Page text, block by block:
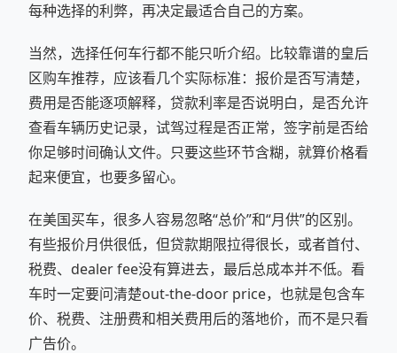
每种选择的利弊，再决定最适合自己的方案。
当然，选择任何车行都不能只听介绍。比较靠谱的皇后
区购车推荐，应该看几个实际标准：报价是否写清楚，
费用是否能逐项解释，贷款利率是否说明白，是否允许
查看车辆历史记录，试驾过程是否正常，签字前是否给
你足够时间确认文件。只要这些环节含糊，就算价格看
起来便宜，也要多留心。
在美国买车，很多人容易忽略“总价”和“月供”的区别。
有些报价月供很低，但贷款期限拉得很长，或者首付、
税费、dealer fee没有算进去，最后总成本并不低。看
车时一定要问清楚out-the-door price，也就是包含车
价、税费、注册费和相关费用后的落地价，而不是只看
广告价。